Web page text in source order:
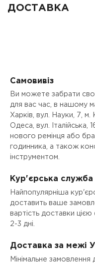
ДОСТАВКА
Самовивіз
Ви можете забрати
для вас час, в нашому
Харків, вул. Науки, 7, м.
Одеса, вул.
нового ремінця або
годинника, а також
інструментом.
Кур'єрська
Найпопулярніша
доставить ваше
вартість доставки
2-3 дні.
Доставка за межі
Мінімальне